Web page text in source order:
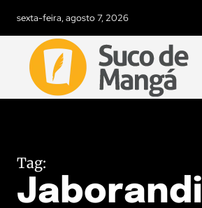
sexta-feira, agosto 7, 2026
Tag:
Jaborandi